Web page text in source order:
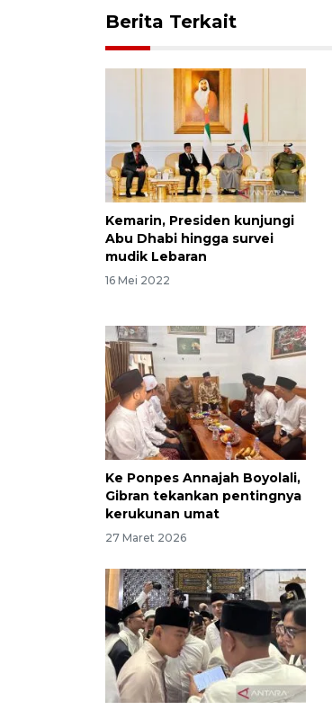
Berita Terkait
Kemarin, Presiden kunjungi
Abu Dhabi hingga survei
mudik Lebaran
16 Mei 2022
Ke Ponpes Annajah Boyolali,
Gibran tekankan pentingnya
kerukunan umat
27 Maret 2026